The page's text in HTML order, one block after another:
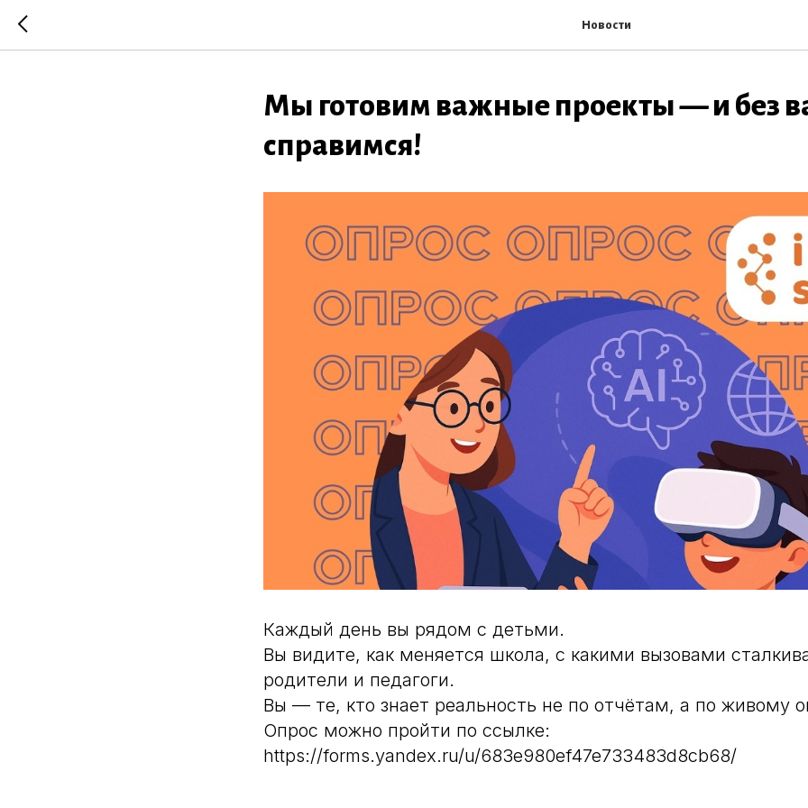
Новости
Мы готовим важные проекты — и без
справимся!
Каждый день вы рядом с детьми.
Вы видите, как меняется школа, с какими вызовами
родители и педагоги.
Вы — те, кто знает реальность не по отчётам, а по живому
Опрос можно пройти по ссылке:
https://forms.yandex.ru/u/683e980ef47e733483d8cb68/